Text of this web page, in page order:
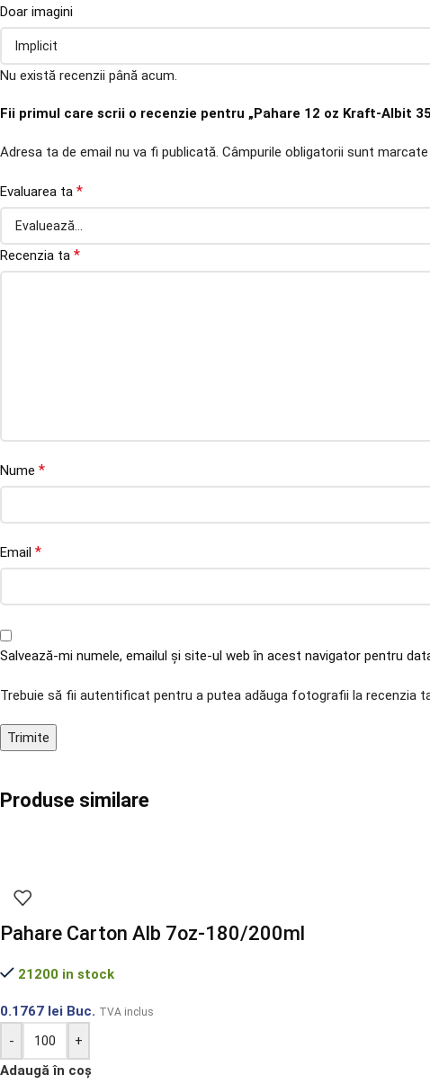
Doar imagini
Nu există recenzii până acum.
Fii primul care scrii o recenzie pentru „Pahare 12 oz Kraft-Albit
Adresa ta de email nu va fi publicată. Câmpurile obligatorii sunt
Evaluarea ta *
Recenzia ta *
Nume *
Email *
Salvează-mi numele, emailul și site-ul web în acest navigator pentru
Trebuie să fii autentificat pentru a putea adăuga fotografii la recenzia
Produse similare
Pahare Carton Alb 7oz-180/200ml
21200 in stock
0.1767 lei Buc. TVA inclus
-
+
Adaugă în coș